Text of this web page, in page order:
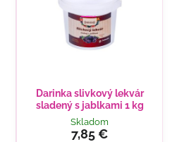
Darinka slivkový lekvár
sladený s jablkami 1 kg
Skladom
7,85 €